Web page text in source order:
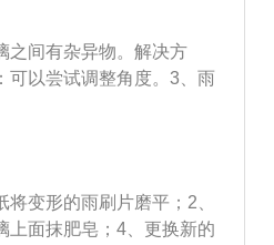
虫胶，日常的玻璃水是
使用其他的清洗剂，来清
，导致雨刮器和玻璃之
玻璃表面有虫胶等异物，
的；解决方法：这时候我
隐患。
之间有杂异物。解决方
可以尝试调整角度。3、雨
及时进行更换雨刮器。
使用玻璃清洗剂进行清
刮几遍，确保刮干净。
或者清洗雨刮器。
变形的雨刷片磨平；2、
上面抹肥皂；4、更换新的